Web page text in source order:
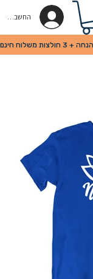
החשבון שלי